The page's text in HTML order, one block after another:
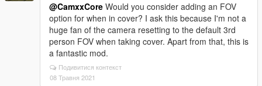
@CamxxCore Would you consider adding an FOV
option for when in cover? I ask this because I'm not a
huge fan of the camera resetting to the default 3rd
person FOV when taking cover. Apart from that, this is
a fantastic mod.
Подивитися контекст
08 Травня 2021